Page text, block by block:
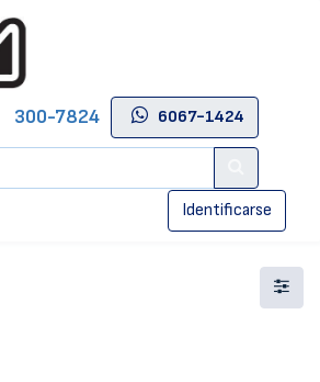
300-7824 6067-1424
Identificarse